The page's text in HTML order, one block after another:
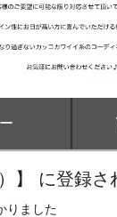
】 に登録
りました